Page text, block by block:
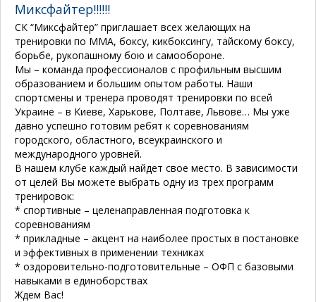
Миксфайтер!!!!!!
СК “Миксфайтер” приглашает всех желающих на
тренировки по ММА, боксу, кикбоксингу, тайскому боксу,
борьбе, рукопашному бою и самообороне.
Мы – команда профессионалов с профильным высшим
образованием и большим опытом работы. Наши
спортсмены и тренера проводят тренировки по всей
Украине – в Киеве, Харькове, Полтаве, Львове… Мы уже
давно успешно готовим ребят к соревнованиям
городского, областного, всеукраинского и
международного уровней.
В нашем клубе каждый найдет свое место. В зависимости
от целей Вы можете выбрать одну из трех программ
тренировок:
* спортивные – целенаправленная подготовка к
соревнованиям
* прикладные – акцент на наиболее простых в постановке
и эффективных в применении техниках
* оздоровительно-подготовительные – ОФП с базовыми
навыками в единоборствах
Ждем Вас!